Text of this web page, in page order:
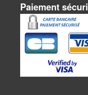
Paiement